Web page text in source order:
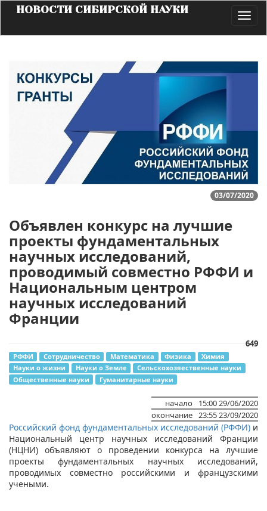
НОВОСТИ СИБИРСКОЙ НАУКИ
03/07/2020
Объявлен конкурс на лучшие
проекты фундаментальных
научных исследований,
проводимый совместно РФФИ и
Национальным центром
научных исследований
Франции
649
РФФИ Сотрудничество Математика Физика
Химия
Науки о жизни
Науки о Земле
Сельскохозяественные науки
Общественные науки
Гуманитарные науки
начало
15:00 29/06/2020
окончание 23:55 23/09/2020
Российский фонд фундаментальных исследований (РФФИ) и
Национальный центр научных исследований Франции
(НЦНИ) объявляют о проведении конкурса на лучшие
проекты фундаментальных научных исследований,
проводимых совместно российскими и французскими
учеными.